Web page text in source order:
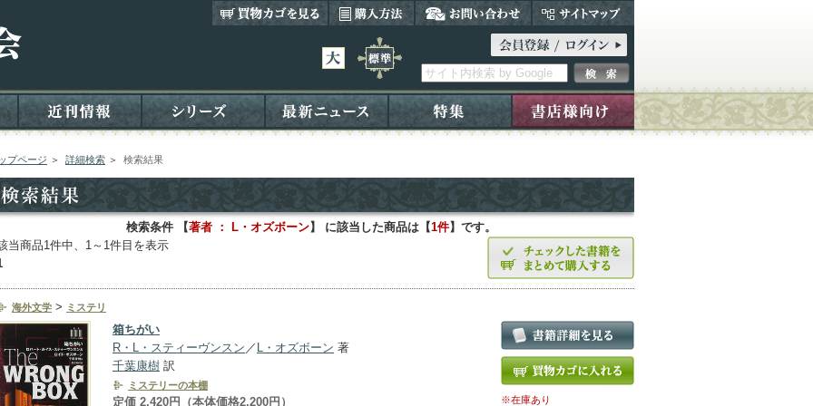
プページ ＞ 詳細検索 ＞ 検索結果
検索条件 【著者 ： L・オズボーン】 に該当した商品は【1件】です。
当商品1件中、1～1件目を表示
海外文学 > ミステリ
箱ちがい
R・L・スティーヴンスン ／ L・オズボーン 著
千葉康樹 訳
ミステリーの本棚
定価 2,420円（本体価格2,200円） ※在庫あり